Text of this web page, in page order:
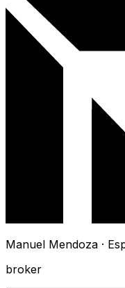
Manuel Mendoza ·
broker